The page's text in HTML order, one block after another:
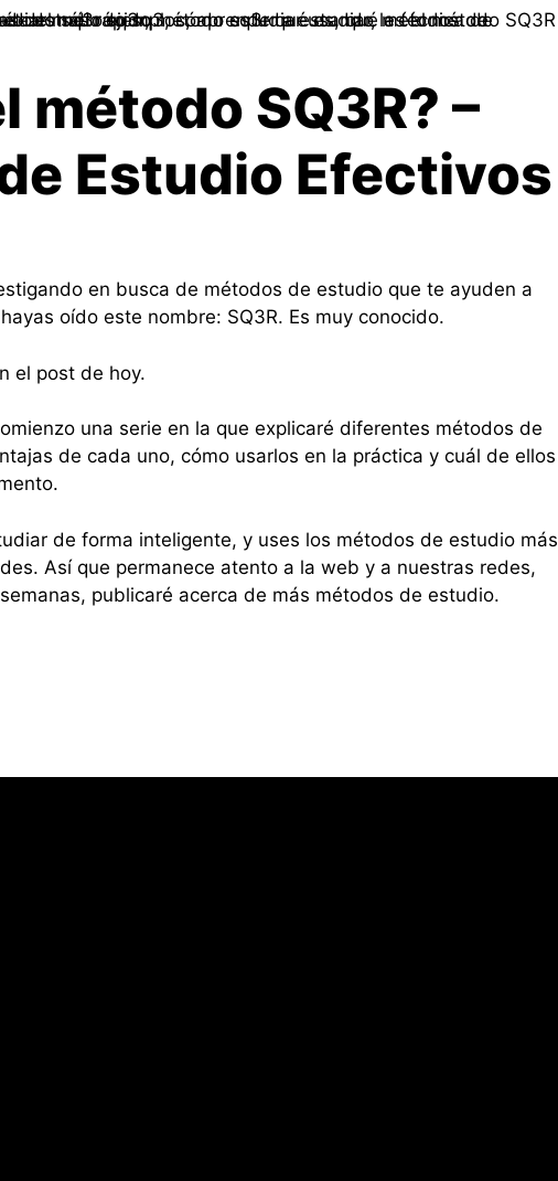
método SQ3R? –
Estudio Efectivos
en busca de métodos de estudio que te ayuden a
oído este nombre: SQ3R. Es muy conocido.
el post de hoy.
una serie en la que explicaré diferentes métodos de
de cada uno, cómo usarlos en la práctica y cuál de ellos
de forma inteligente, y uses los métodos de estudio más
Así que permanece atento a la web y a nuestras redes,
publicaré acerca de más métodos de estudio.